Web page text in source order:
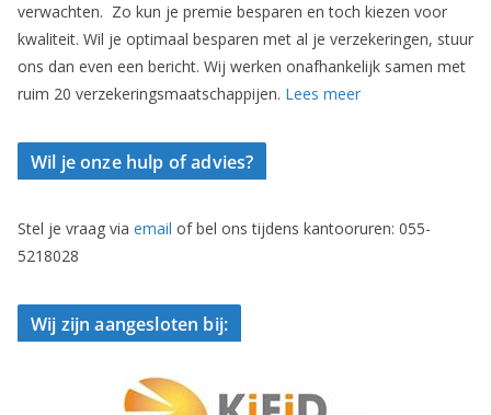
verwachten. Zo kun je premie besparen en toch kiezen voor
kwaliteit. Wil je optimaal besparen met al je verzekeringen, stuur
ons dan even een bericht. Wij werken onafhankelijk samen met
ruim 20 verzekeringsmaatschappijen. Lees meer
Wil je onze hulp of advies?
Stel je vraag via email of bel ons tijdens kantooruren: 055-
5218028
Wij zijn aangesloten bij: